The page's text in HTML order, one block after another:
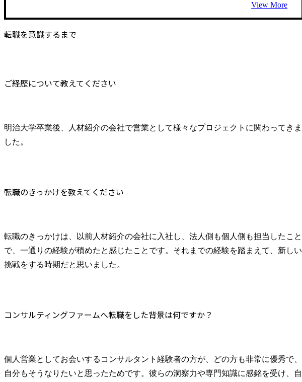
View More
転職を意識するまで
ご経歴について教えてください
明治大学卒業後、人材紹介の会社で営業として様々なプロジェクトに関わってきま
した。
転職のきっかけを教えてください
転職のきっかけは、以前人材紹介の会社に入社し、法人側も個人側も担当したこと
で、一通りの経験が積めたと感じたことです。それまでの経験を踏まえて、新しい
挑戦をする時期だと思いました。
コンサルティングファームへ転職をした背景は何ですか？
個人営業としてお会いするコンサルタント経験者の方が、どの方も非常に優秀で、
自分もそうなりたいと思ったためです。彼らの洞察力や専門知識に感銘を受け、自